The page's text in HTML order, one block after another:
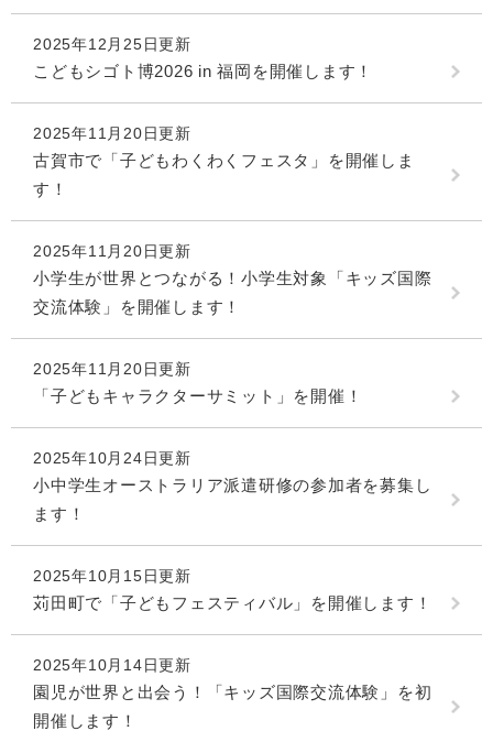
2025年12月25日更新
こどもシゴト博2026 in 福岡を開催します！
2025年11月20日更新
古賀市で「子どもわくわくフェスタ」を開催しま
す！
2025年11月20日更新
小学生が世界とつながる！小学生対象「キッズ国際
交流体験」を開催します！
2025年11月20日更新
「子どもキャラクターサミット」を開催！
2025年10月24日更新
小中学生オーストラリア派遣研修の参加者を募集し
ます！
2025年10月15日更新
苅田町で「子どもフェスティバル」を開催します！
2025年10月14日更新
園児が世界と出会う！「キッズ国際交流体験」を初
開催します！